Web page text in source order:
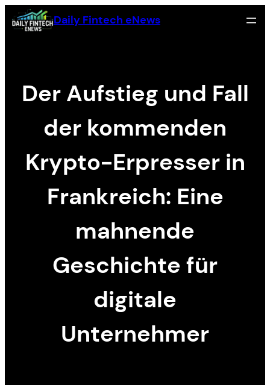
Zum
Inhalt
Daily Fintech eNews
Der Aufstieg und Fall
der kommenden
Krypto-Erpresser in
Frankreich: Eine
mahnende
Geschichte für
digitale
Unternehmer